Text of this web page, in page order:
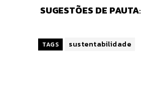
SUGESTÕES DE PAUTA:
TAGS sustentabilidade